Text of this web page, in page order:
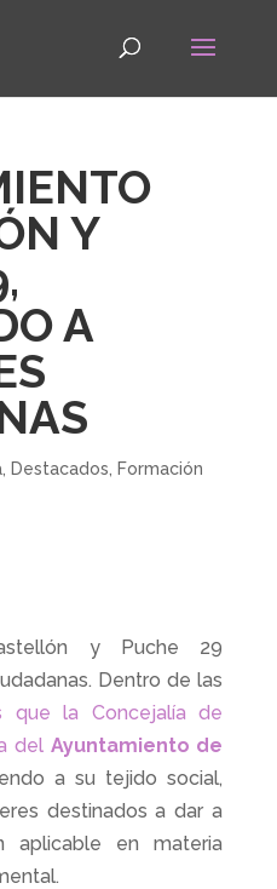
Y
A
, Destacados Formación
y Puche 29
Dentro de las
que la Concejalía de
del Ayuntamiento de
a su tejido social,
destinados a dar a
aplicable en materia